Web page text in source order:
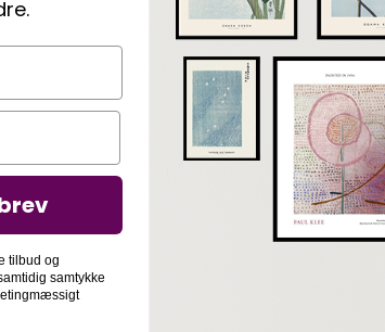
tilbud og
samtykke